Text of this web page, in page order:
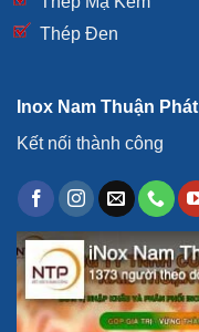
Thép Đen
Inox Nam Thuận Phát
Kết nối thành công